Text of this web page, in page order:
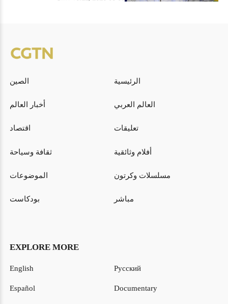
الصين الرئيسية
أخبار العالم العالم العربي
اقتصاد تعليقات
ثقافة وسياحة أفلام وثائقية
الموضوعات مسلسلات وكرتون
بودكاست مباشر
EXPLORE MORE
English
Español
Русский
Documentary